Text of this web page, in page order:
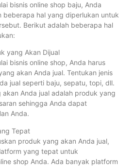
bisnis online shop baju, Anda
beberapa hal yang diperlukan untuk
Berikut adalah beberapa hal
yang Akan Dijual
bisnis online shop, Anda harus
akan Anda jual. Tentukan jenis
jual seperti baju, sepatu, topi, dll.
Anda jual adalah produk yang
sehingga Anda dapat
Anda.
Tepat
produk yang akan Anda jual,
yang tepat untuk
shop Anda. Ada banyak platform